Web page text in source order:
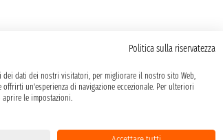
Politica sulla riservatezza
dei dati dei nostri visitatori, per migliorare il nostro sito Web,
un'esperienza di navigazione eccezionale. Per ulteriori
le impostazioni.